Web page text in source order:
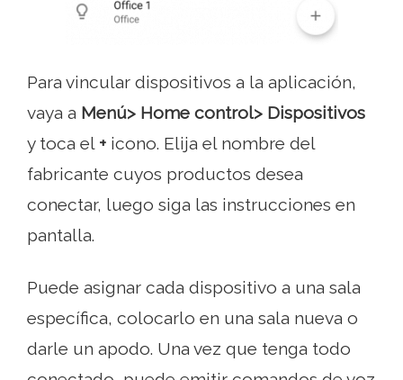
Para vincular dispositivos a la aplicación,
vaya a Menú> Home control> Dispositivos
y toca el + icono. Elija el nombre del
fabricante cuyos productos desea
conectar, luego siga las instrucciones en
pantalla.
Puede asignar cada dispositivo a una sala
específica, colocarlo en una sala nueva o
darle un apodo. Una vez que tenga todo